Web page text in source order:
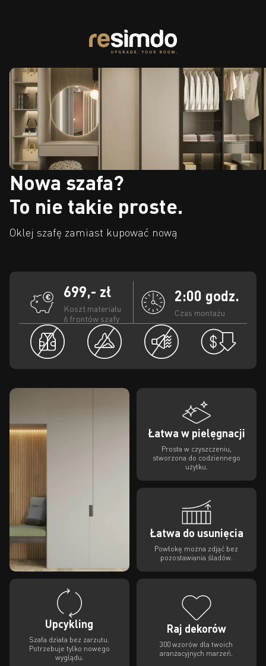
Nowa szafa?
To nie takie proste.
Oklej szafę zamiast kupować nową
699,- zł
Koszt materiału
6 frontów szafy
2:00 godz.
Czas montażu
Łatwa w pielęgnacji
Prosta w czyszczeniu,
stworzona do codziennego
użytku.
Łatwa do usunięcia
Powłokę można zdjąć bez
pozostawiania śladów.
Upcykling
Szafa działa bez zarzutu.
Potrzebuje tylko nowego
wyglądu.
Raj dekorów
300 wzorów dla twoich
aranżacyjnych marzeń.